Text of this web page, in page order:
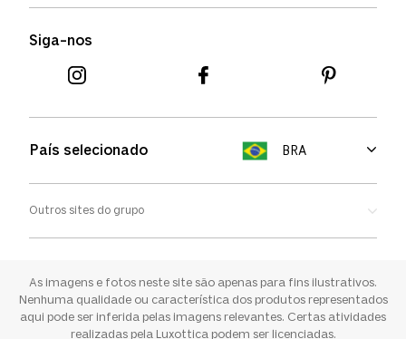
Siga-nos
País selecionado BRA
Outros sites do grupo
Ray-ban
Sunglass Hut
As imagens e fotos neste site são apenas para fins ilustrativos.
Nenhuma qualidade ou característica dos produtos representados
aqui pode ser inferida pelas imagens relevantes. Certas atividades
realizadas pela Luxottica podem ser licenciadas.